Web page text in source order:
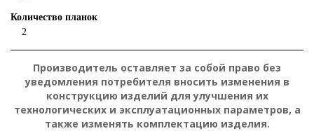
Количество планок
2
Производитель оставляет за собой право без
уведомления потребителя вносить изменения в
конструкцию изделий для улучшения их
технологических и эксплуатационных параметров, а
также изменять комплектацию изделия.